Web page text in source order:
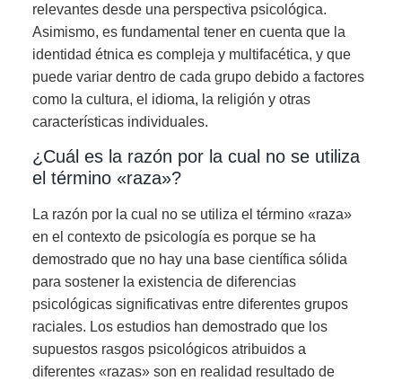
relevantes desde una perspectiva psicológica.
Asimismo, es fundamental tener en cuenta que la
identidad étnica es compleja y multifacética, y que
puede variar dentro de cada grupo debido a factores
como la cultura, el idioma, la religión y otras
características individuales.
¿Cuál es la razón por la cual no se utiliza
el término «raza»?
La razón por la cual no se utiliza el término «raza»
en el contexto de psicología es porque se ha
demostrado que no hay una base científica sólida
para sostener la existencia de diferencias
psicológicas significativas entre diferentes grupos
raciales. Los estudios han demostrado que los
supuestos rasgos psicológicos atribuidos a
diferentes «razas» son en realidad resultado de